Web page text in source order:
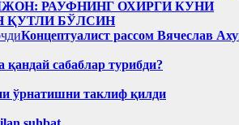
РАУФНИНГ ОХИРГИ КУНИ
ҚУТЛИ БЎЛСИН
Концептуалист рассом Вячеслав
қандай сабаблар турибди?
ўрнатишни таклиф қилди